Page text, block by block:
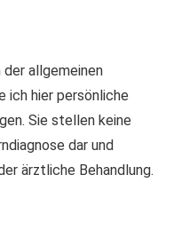
der allgemeinen
ich hier persönliche
Sie stellen keine
dar und
ärztliche Behandlung.